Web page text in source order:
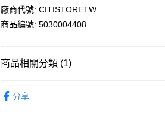
WeChat Pay
每筆HK$100.00，滿HK$500.00或以上免運費
廠商代號: CITISTORETW
商品編號: 5030004408
商品相關分類 (1)
分享